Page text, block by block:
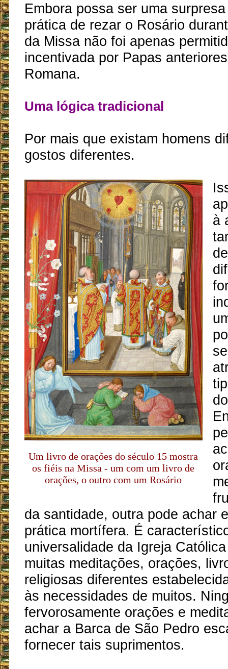
Embora possa ser uma
prática de rezar o Rosário
da Missa não foi apenas
incentivada por Papas
Romana.
Uma lógica tradicional
Por mais que existam homens
gostos diferentes.
Um livro de orações do século 15 mostra
os fiéis na Missa - um com um livro de
orações, o outro com um Rosário
à
da santidade, outra pode achar
prática mortífera. É
universalidade da Igreja
muitas meditações, orações,
religiosas diferentes
às necessidades de muitos.
fervorosamente orações e
achar a Barca de São Pedro
fornecer tais suprimentos.